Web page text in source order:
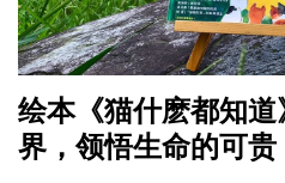
绘本《猫什麽都知
界，领悟生命的可贵